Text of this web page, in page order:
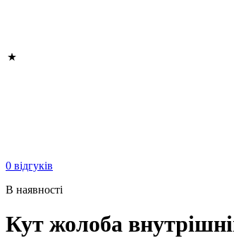
0 відгуків
В наявності
Кут жолоба